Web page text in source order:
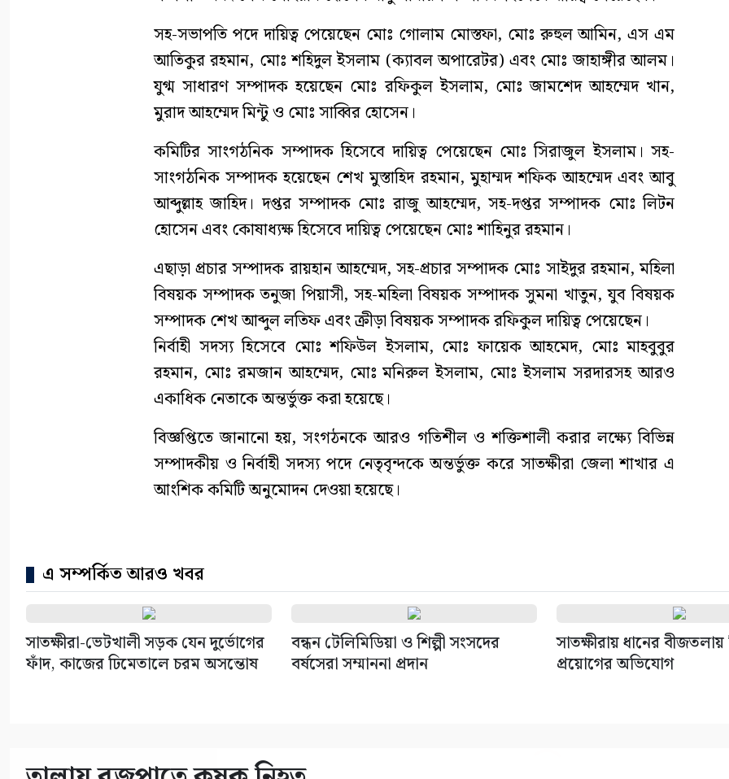
সহ-সভাপতি পদে দায়িত্ব পেয়েছেন মোঃ গোলাম মোস্তফা, মোঃ রুহুল আমিন, এস এম
আতিকুর রহমান, মোঃ শহিদুল ইসলাম (ক্যাবল অপারেটর) এবং মোঃ জাহাঙ্গীর আলম।
যুগ্ম সাধারণ সম্পাদক হয়েছেন মোঃ রফিকুল ইসলাম, মোঃ জামশেদ আহম্মেদ খান,
মুরাদ আহম্মেদ মিন্টু ও মোঃ সাব্বির হোসেন।
কমিটির সাংগঠনিক সম্পাদক হিসেবে দায়িত্ব পেয়েছেন মোঃ সিরাজুল ইসলাম। সহ-
সাংগঠনিক সম্পাদক হয়েছেন শেখ মুস্তাহিদ রহমান, মুহাম্মদ শফিক আহম্মেদ এবং আবু
আব্দুল্লাহ জাহিদ। দপ্তর সম্পাদক মোঃ রাজু আহম্মেদ, সহ-দপ্তর সম্পাদক মোঃ লিটন
হোসেন এবং কোষাধ্যক্ষ হিসেবে দায়িত্ব পেয়েছেন মোঃ শাহিনুর রহমান।
এছাড়া প্রচার সম্পাদক রায়হান আহম্মেদ, সহ-প্রচার সম্পাদক মোঃ সাইদুর রহমান, মহিলা
বিষয়ক সম্পাদক তনুজা পিয়াসী, সহ-মহিলা বিষয়ক সম্পাদক সুমনা খাতুন, যুব বিষয়ক
সম্পাদক শেখ আব্দুল লতিফ এবং ক্রীড়া বিষয়ক সম্পাদক রফিকুল দায়িত্ব পেয়েছেন।
নির্বাহী সদস্য হিসেবে মোঃ শফিউল ইসলাম, মোঃ ফায়েক আহমেদ, মোঃ মাহবুবুর
রহমান, মোঃ রমজান আহম্মেদ, মোঃ মনিরুল ইসলাম, মোঃ ইসলাম সরদারসহ আরও
একাধিক নেতাকে অন্তর্ভুক্ত করা হয়েছে।
বিজ্ঞপ্তিতে জানানো হয়, সংগঠনকে আরও গতিশীল ও শক্তিশালী করার লক্ষ্যে বিভিন্ন
সম্পাদকীয় ও নির্বাহী সদস্য পদে নেতৃবৃন্দকে অন্তর্ভুক্ত করে সাতক্ষীরা জেলা শাখার এ
আংশিক কমিটি অনুমোদন দেওয়া হয়েছে।
এ সম্পর্কিত আরও খবর
সাতক্ষীরা-ভেটখালী সড়ক যেন দুর্ভোগের
ফাঁদ, কাজের ঢিমেতালে চরম অসন্তোষ
বন্ধন টেলিমিডিয়া ও শিল্পী সংসদের
বর্ষসেরা সম্মাননা প্রদান
সাতক্ষীরায় ধানের বীজতলায়
প্রয়োগের অভিযোগ